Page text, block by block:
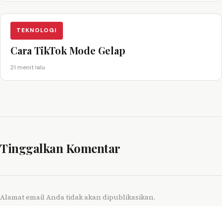
TEKNOLOGI
Cara TikTok Mode Gelap
21 menit lalu
Tinggalkan Komentar
Alamat email Anda tidak akan dipublikasikan.